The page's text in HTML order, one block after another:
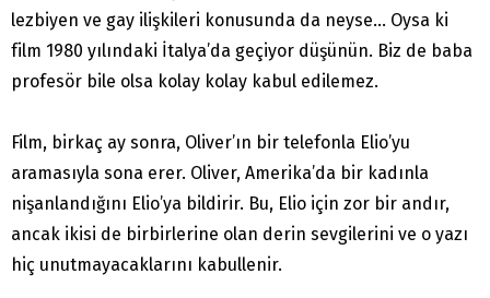
lezbiyen ve gay ilişkileri konusunda da neyse… Oysa ki
film 1980 yılındaki İtalya’da geçiyor düşünün. Biz de baba
profesör bile olsa kolay kolay kabul edilemez.
Film, birkaç ay sonra, Oliver’ın bir telefonla Elio’yu
aramasıyla sona erer. Oliver, Amerika’da bir kadınla
nişanlandığını Elio’ya bildirir. Bu, Elio için zor bir andır,
ancak ikisi de birbirlerine olan derin sevgilerini ve o yazı
hiç unutmayacaklarını kabullenir.